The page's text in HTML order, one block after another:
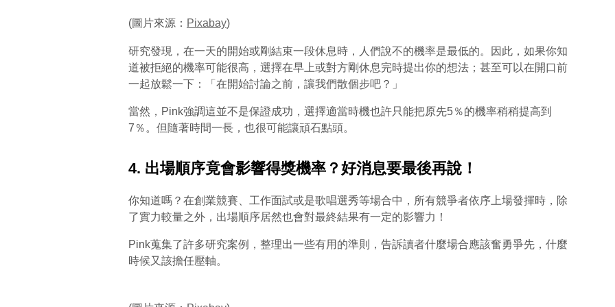
(圖片來源： Pixabay)
研究發現，在一天的開始或剛結束一段休息時，人們說不的機率是最低的。因此，如果你知
道被拒絕的機率可能很高，選擇在早上或對方剛休息完時提出你的想法；甚至可以在開口前
一起放鬆一下：「在開始討論之前，讓我們散個步吧？」
當然，Pink強調這並不是保證成功，選擇適當時機也許只能把原先5％的機率稍稍提高到
7％。但隨著時間一長，也很可能讓頑石點頭。
4. 出場順序竟會影響得獎機率？好消息要最後再說！
你知道嗎？在創業競賽、工作面試或是歌唱選秀等場合中，所有競爭者依序上場發揮時，除
了實力較量之外，出場順序居然也會對最終結果有一定的影響力！
Pink蒐集了許多研究案例，整理出一些有用的準則，告訴讀者什麼場合應該奮勇爭先，什麼
時候又該擔任壓軸。